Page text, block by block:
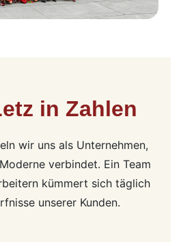
in Zahlen
wir uns als Unternehmen,
verbindet. Ein Team
kümmert sich täglich
unserer Kunden.